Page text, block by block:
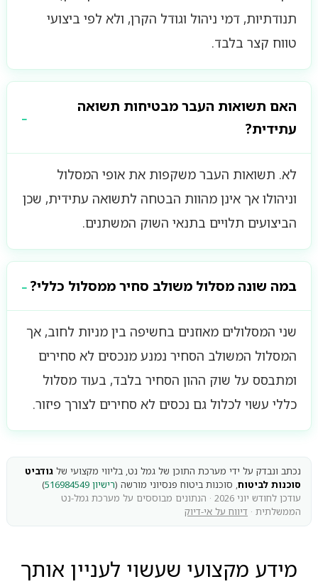
תנודתיות, דמי ניהול וגודל הקרן, ולא לפי ביצועי
טווח קצר בלבד.
האם תשואות העבר מבטיחות תשואה
עתידית?
לא. תשואות העבר משקפות את אופי המסלול
וניהולו אך אינן מהוות הבטחה לתשואה עתידית, שכן
הביצועים תלויים בתנאי השוק המשתנים.
במה שונה מסלול משולב סחיר ממסלול כללי?
שני המסלולים מאוזנים בחשיפה בין מניות לחוב, אך
המסלול המשולב הסחיר נמנע מנכסים לא סחירים
ומתבסס על שוק ההון הסחיר בלבד, בעוד מסלול
כללי עשוי לכלול גם נכסים לא סחירים לצורך פיזור.
נכתב ונבדק על ידי מערכת התוכן של גמל נט, בליווי מקצועי של גודביט
סוכנות לביטוח, סוכנות ביטוח פנסיוני מורשה (רישיון 516984549
)
עודכן לחודש יוני 2026 · הנתונים מבוססים על מערכת גמל-נט
הממשלתית · דיווח על אי-דיוק
מידע מקצועי שעשוי לעניין אותך